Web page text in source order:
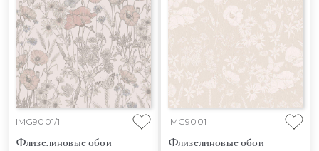
IMG9001/1
Флизелиновые обои
IMG9001
Флизелиновые обои